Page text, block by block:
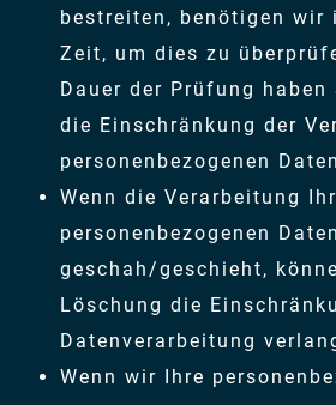
bestreiten, benötigen wir
Zeit, um dies zu
Dauer der Prüfung haben
die Einschränkung der
personenbezogenen
Wenn die Verarbeitung
personenbezogenen
geschah/geschieht,
Löschung die
Datenverarbeitung
Wenn wir Ihre